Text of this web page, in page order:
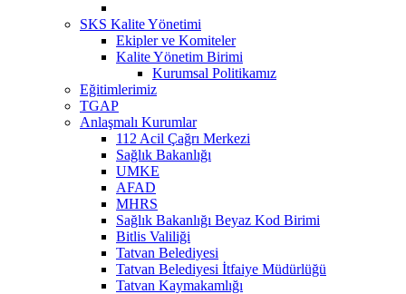
SKS Kalite Yönetimi
Ekipler ve Komiteler
Kalite Yönetim Birimi
Kurumsal Politikamız
Eğitimlerimiz
TGAP
Anlaşmalı Kurumlar
112 Acil Çağrı Merkezi
Sağlık Bakanlığı
UMKE
AFAD
MHRS
Sağlık Bakanlığı Beyaz Kod Birimi
Bitlis Valiliği
Tatvan Belediyesi
Tatvan Belediyesi İtfaiye Müdürlüğü
Tatvan Kaymakamlığı